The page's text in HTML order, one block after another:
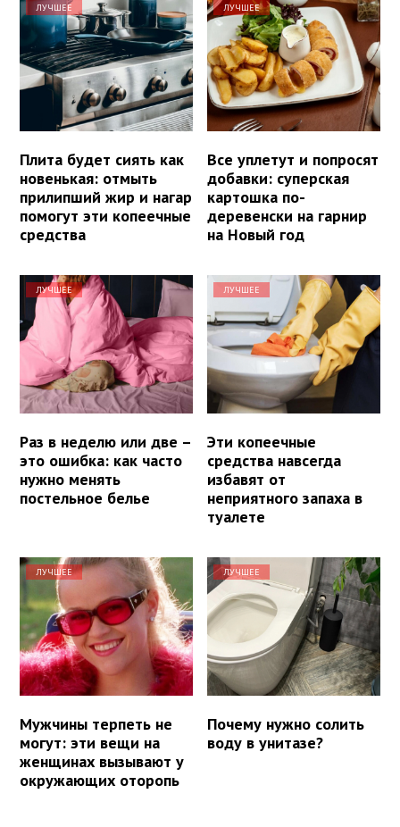
ЛУЧШЕЕ
Плита будет сиять как
новенькая: отмыть
прилипший жир и нагар
помогут эти копеечные
средства
ЛУЧШЕЕ
Все уплетут и попросят
добавки: суперская
картошка по-
деревенски на гарнир
на Новый год
ЛУЧШЕЕ
Раз в неделю или две –
это ошибка: как часто
нужно менять
постельное белье
ЛУЧШЕЕ
Эти копеечные
средства навсегда
избавят от
неприятного запаха в
туалете
ЛУЧШЕЕ
Мужчины терпеть не
могут: эти вещи на
женщинах вызывают у
окружающих оторопь
ЛУЧШЕЕ
Почему нужно солить
воду в унитазе?